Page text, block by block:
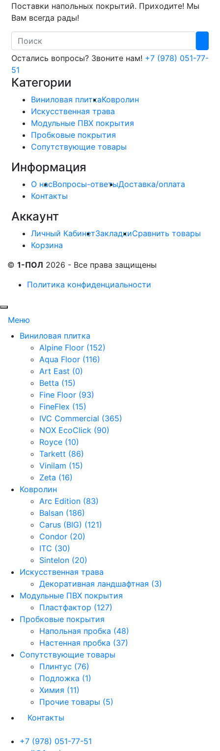
Поставки напольных покрытий. Приходите! Мы
Вам всегда рады!
Search
Остались вопросы? Звоните нам! +7 (978) 051-77-
51
Категории
Виниловая плиткаКовролин
Искусственная трава
Модульные ПВХ покрытия
Пробковые покрытия
Сопутствующие товары
Информация
О насВопросы-ответыДоставка/оплата
Контакты
Аккаунт
Личный КабинетЗакладкиСравнить товары
Корзина
© 1-ПОЛ 2026 - Все права защищены
Политика конфиденциальности
Меню
Виниловая плитка
Alpine Floor (152)
Aqua Floor (116)
Art East (0)
Betta (15)
Fine Floor (93)
FineFlex (15)
IVC Commercial (365)
NOX EcoClick (90)
Royce (10)
Tarkett (86)
Vinilam (15)
Zeta (16)
Ковролин
Arc Edition (83)
Balsan (186)
Carus (BIG) (121)
Condor (20)
ITC (30)
Sintelon (20)
Искусственная трава
Декоративная ландшафтная (3)
Модульные ПВХ покрытия
Пластфактор (127)
Пробковые покрытия
Напольная пробка (48)
Настенная пробка (37)
Сопутствующие товары
Плинтус (76)
Подложка (1)
Химия (11)
Прочие товары (5)
Контакты
+7 (978) 051-77-51